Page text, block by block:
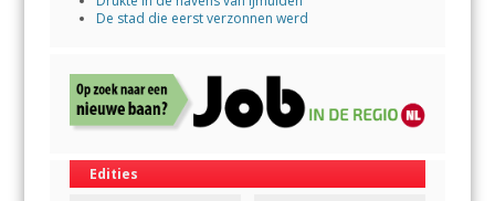
De stad die eerst verzonnen werd
Edities